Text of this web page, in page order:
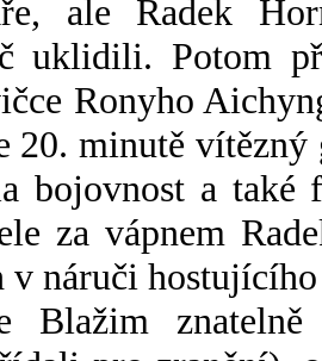
ale Radek
uklidili. Potom
Ronyho
20. minutě
bojovnost a také
za vápnem
v náruči
Blažim